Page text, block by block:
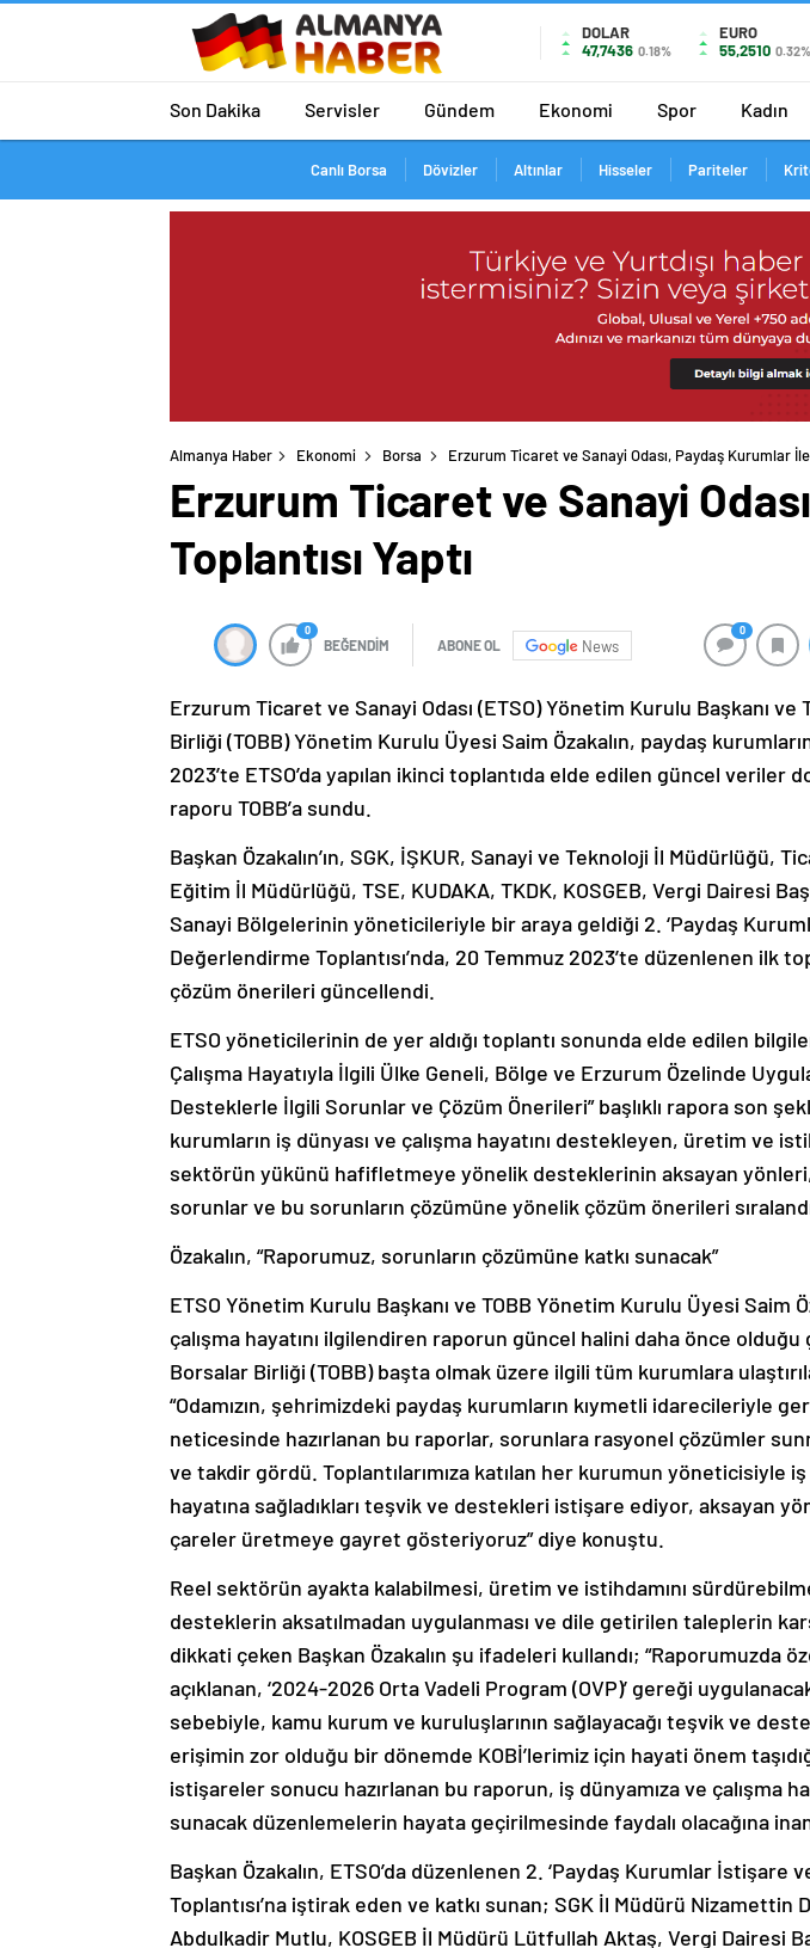
DOLAR
47,7436 0.18%
EURO
55,2510 0.32%
Son Dakika Servisler Gündem Ekonomi Spor Kadın
Canlı Borsa Dövizler Altınlar Hisseler Pariteler
Almanya Haber Ekonomi Borsa Erzurum Ticaret ve Sanayi Odası, Paydaş Kurumlar İle
Erzurum Ticaret ve Sanayi
Toplantısı Yaptı
0
BEĞENDİM ABONE OL News
0
Erzurum Ticaret ve Sanayi Odası (ETSO) Yönetim Kurulu Başkanı
Birliği (TOBB) Yönetim Kurulu Üyesi Saim Özakalın, paydaş
2023’te ETSO’da yapılan ikinci toplantıda elde edilen güncel veriler
raporu TOBB’a sundu.
Başkan Özakalın’ın, SGK, İŞKUR, Sanayi ve Teknoloji İl Müdürlüğü,
Eğitim İl Müdürlüğü, TSE, KUDAKA, TKDK, KOSGEB, Vergi Dairesi
Sanayi Bölgelerinin yöneticileriyle bir araya geldiği 2. ‘Paydaş
Değerlendirme Toplantısı’nda, 20 Temmuz 2023’te düzenlenen ilk
çözüm önerileri güncellendi.
ETSO yöneticilerinin de yer aldığı toplantı sonunda elde edilen bilgiler
Çalışma Hayatıyla İlgili Ülke Geneli, Bölge ve Erzurum Özelinde
Desteklerle İlgili Sorunlar ve Çözüm Önerileri” başlıklı rapora son
kurumların iş dünyası ve çalışma hayatını destekleyen, üretim ve
sektörün yükünü hafifletmeye yönelik desteklerinin aksayan
sorunlar ve bu sorunların çözümüne yönelik çözüm önerileri
Özakalın, “Raporumuz, sorunların çözümüne katkı sunacak”
ETSO Yönetim Kurulu Başkanı ve TOBB Yönetim Kurulu Üyesi Saim
çalışma hayatını ilgilendiren raporun güncel halini daha önce
Borsalar Birliği (TOBB) başta olmak üzere ilgili tüm kurumlara
“Odamızın, şehrimizdeki paydaş kurumların kıymetli idarecileriyle
neticesinde hazırlanan bu raporlar, sorunlara rasyonel çözümler
ve takdir gördü. Toplantılarımıza katılan her kurumun yöneticisiyle iş
hayatına sağladıkları teşvik ve destekleri istişare ediyor, aksayan
çareler üretmeye gayret gösteriyoruz” diye konuştu.
Reel sektörün ayakta kalabilmesi, üretim ve istihdamını
desteklerin aksatılmadan uygulanması ve dile getirilen taleplerin
dikkati çeken Başkan Özakalın şu ifadeleri kullandı; “Raporumuzda
açıklanan, ‘2024-2026 Orta Vadeli Program (OVP)’ gereği
sebebiyle, kamu kurum ve kuruluşlarının sağlayacağı teşvik ve
erişimin zor olduğu bir dönemde KOBİ’lerimiz için hayati önem
istişareler sonucu hazırlanan bu raporun, iş dünyamıza ve çalışma
sunacak düzenlemelerin hayata geçirilmesinde faydalı olacağına
Başkan Özakalın, ETSO’da düzenlenen 2. ‘Paydaş Kurumlar İstişare
Toplantısı’na iştirak eden ve katkı sunan; SGK İl Müdürü Nizamettin
Abdulkadir Mutlu, KOSGEB İl Müdürü Lütfullah Aktaş, Vergi Dairesi